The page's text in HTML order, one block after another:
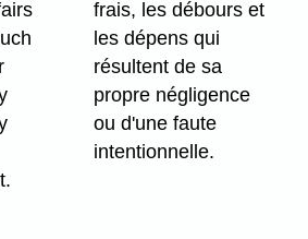
frais, les débours et
les dépens qui
résultent de sa
propre négligence
ou d'une faute
intentionnelle.